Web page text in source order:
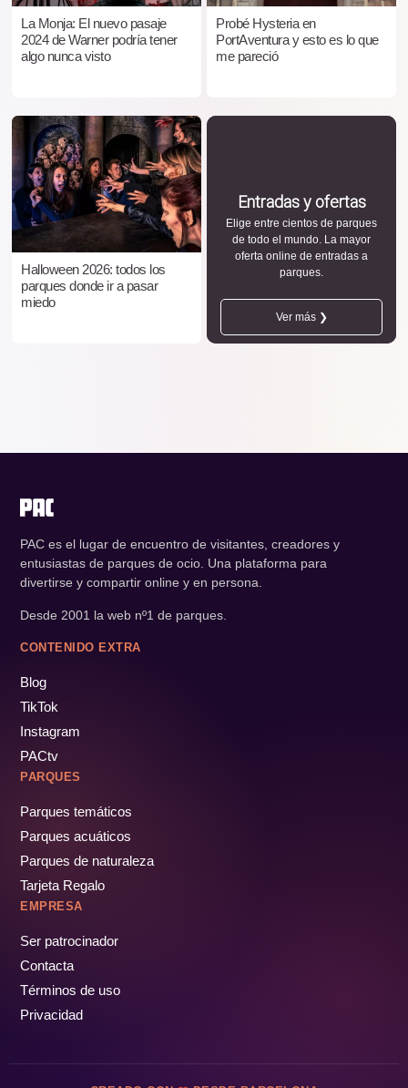
La Monja: El nuevo pasaje
2024 de Warner podría tener
algo nunca visto
Probé Hysteria en
PortAventura y esto es lo que
me pareció
Halloween 2026: todos los
parques donde ir a pasar
miedo
Entradas y ofertas
Elige entre cientos de parques
de todo el mundo. La mayor
oferta online de entradas a
parques.
Ver más ❯
PAC es el lugar de encuentro de visitantes, creadores y
entusiastas de parques de ocio. Una plataforma para
divertirse y compartir online y en persona.
Desde 2001 la web nº1 de parques.
CONTENIDO EXTRA
Blog
TikTok
Instagram
PACtv
PARQUES
Parques temáticos
Parques acuáticos
Parques de naturaleza
Tarjeta Regalo
EMPRESA
Ser patrocinador
Contacta
Términos de uso
Privacidad